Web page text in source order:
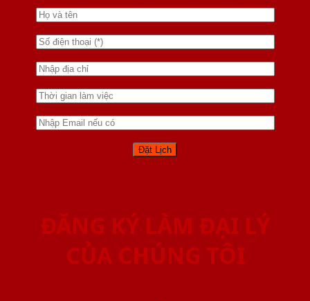
ĐĂNG KÝ LÀM ĐẠI LÝ
CỦA CHÚNG TÔI